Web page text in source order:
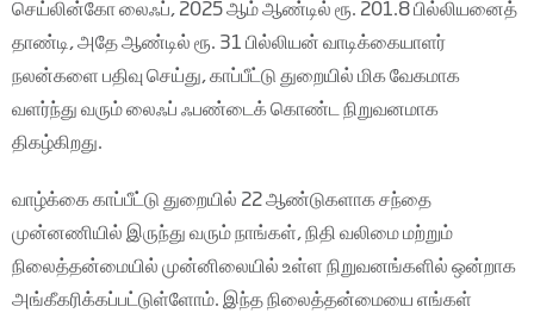
செய்லின்கோ லைஃப், 2025 ஆம் ஆண்டில் ரூ. 201.8 பில்லியனைத்
தாண்டி, அதே ஆண்டில் ரூ. 31 பில்லியன் வாடிக்கையாளர்
நலன்களை பதிவு செய்து, காப்பீட்டு துறையில் மிக வேகமாக
வளர்ந்து வரும் லைஃப் ஃபண்டைக் கொண்ட நிறுவனமாக
திகழ்கிறது.
வாழ்க்கை காப்பீட்டு துறையில் 22 ஆண்டுகளாக சந்தை
முன்னணியில் இருந்து வரும் நாங்கள், நிதி வலிமை மற்றும்
நிலைத்தன்மையில் முன்னிலையில் உள்ள நிறுவனங்களில் ஒன்றாக
அங்கீகரிக்கப்பட்டுள்ளோம். இந்த நிலைத்தன்மையை எங்கள்